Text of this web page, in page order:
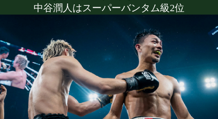
試合日程 試合結果 練習動画 ランキング
[WBOランキング]2026.6.3
中谷潤人はスーパーバンタム級2